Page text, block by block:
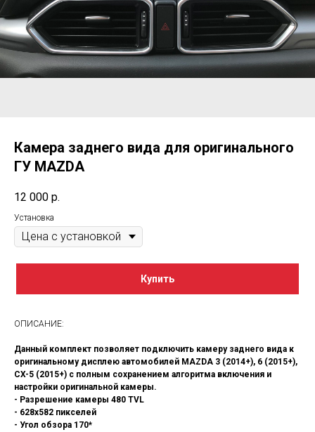
Камера заднего вида для оригинального
ГУ MAZDA
12 000 р.
Установка
Купить
ОПИСАНИЕ:
Данный комплект позволяет подключить камеру заднего вида к
оригинальному дисплею автомобилей MAZDA 3 (2014+), 6 (2015+),
CX-5 (2015+) с полным сохранением алгоритма включения и
настройки оригинальной камеры.
- Разрешение камеры 480 TVL
- 628х582 пикселей
- Угол обзора 170*